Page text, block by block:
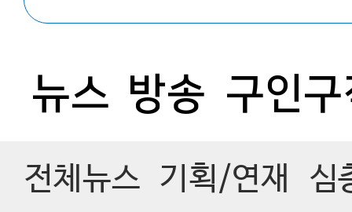
뉴스 방송 구인
전체뉴스 기획/연재 심